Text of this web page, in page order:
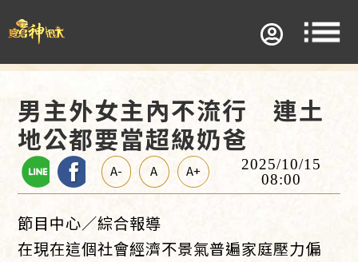
男主外女主內不流行 連土
地公都要當超級奶爸
A- A A+
2025/10/15
08:00
節目中心／綜合報導
在現在這個社會經濟不景氣普遍家庭壓力偏